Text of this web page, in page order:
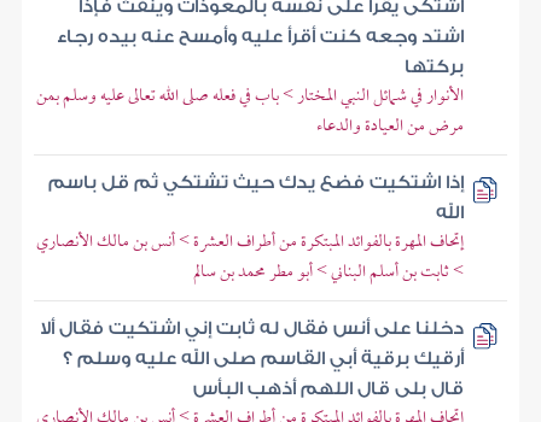
اشتكى يقرأ على نفسه بالمعوذات وينفث فإذا
اشتد وجعه كنت أقرأ عليه وأمسح عنه بيده رجاء
بركتها
الأنوار في شمائل النبي المختار > باب في فعله صلى الله تعالى عليه وسلم بمن
مرض من العيادة والدعاء
إذا اشتكيت فضع يدك حيث تشتكي ثم قل باسم
الله
إتحاف المهرة بالفوائد المبتكرة من أطراف العشرة > أنس بن مالك الأنصاري
> ثابت بن أسلم البناني > أبو مطر محمد بن سالم
دخلنا على أنس فقال له ثابت إني اشتكيت فقال ألا
أرقيك برقية أبي القاسم صلى الله عليه وسلم ؟
قال بلى قال اللهم أذهب البأس